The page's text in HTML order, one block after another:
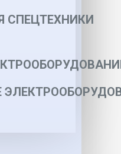
СПЕЦТЕХНИКИ